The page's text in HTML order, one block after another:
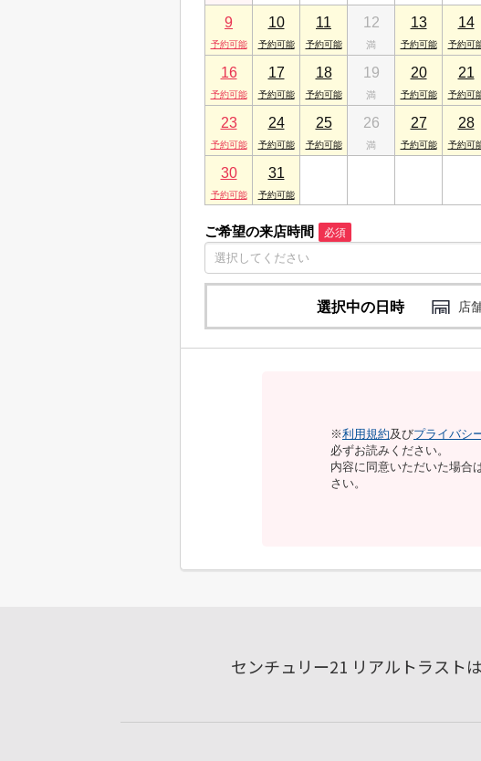
山陰松江店
島根県松江市朝日町466-8
9 10 11 12 13 14
16 17 18 19 20 21
23 24 25 26 27 28
30 31
ご希望の来店時間 必須
選択中の日時 店
※利用規約及びプライバシ
必ずお読みください。
内容に同意いただいた場合
さい。
センチュリー21 リアルトラスト